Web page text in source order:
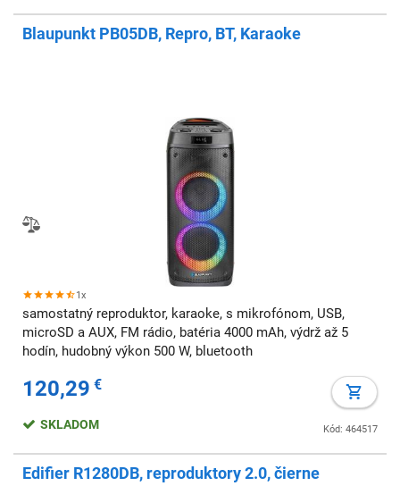
Blaupunkt PB05DB, Repro, BT, Karaoke
1x
samostatný reproduktor, karaoke, s mikrofónom, USB,
microSD a AUX, FM rádio, batéria 4000 mAh, výdrž až 5
hodín, hudobný výkon 500 W, bluetooth
120,29 €
Kód: 464517
SKLADOM
Edifier R1280DB, reproduktory 2.0, čierne